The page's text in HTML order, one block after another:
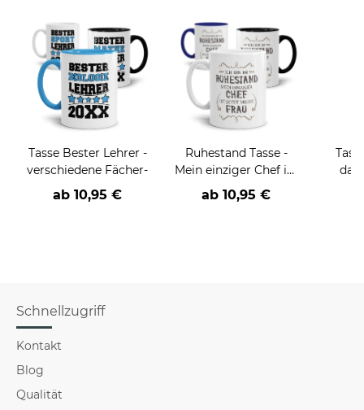
Tasse Bester Lehrer -
verschiedene Fächer-
ab 10,95 €
Ruhestand Tasse -
Mein einziger Chef ist
jetzt meine Frau
ab 10,95 €
Schnellzugriff
Kontakt
Blog
Qualität